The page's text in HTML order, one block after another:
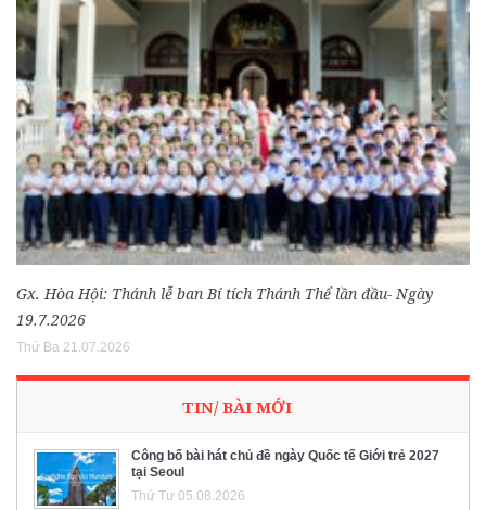
Gx. Hòa Hội: Thánh lễ ban Bí tích Thánh Thể lần đầu- Ngày
19.7.2026
Thứ Ba 21.07.2026
TIN/ BÀI MỚI
Công bố bài hát chủ đề ngày Quốc tế Giới trẻ 2027
tại Seoul
Thứ Tư 05.08.2026